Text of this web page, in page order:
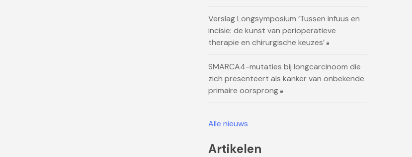
Verslag Longsymposium ‘Tussen infuus en
incisie: de kunst van perioperatieve
therapie en chirurgische keuzes’
SMARCA4-mutaties bij longcarcinoom die
zich presenteert als kanker van onbekende
primaire oorsprong
Alle nieuws
Artikelen